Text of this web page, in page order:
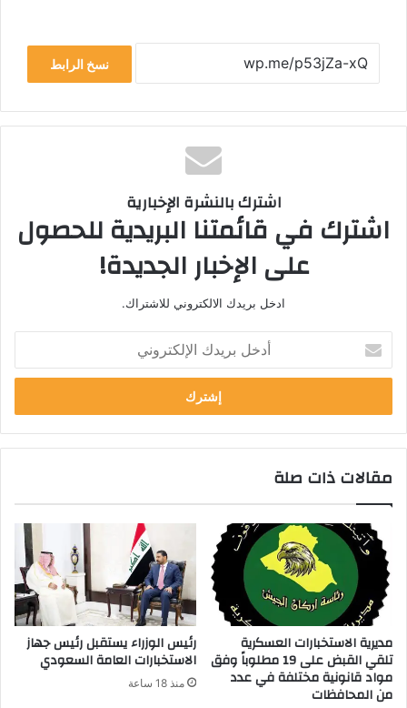
نسخ الرابط
اشترك بالنشرة الإخبارية
اشترك في قائمتنا البريدية للحصول
على الإخبار الجديدة!
ادخل بريدك الالكتروني للاشتراك.
خ
ب
ر
د
ا
ل
ك
و
ن
ي
مقالات ذات صلة
مديرية الاستخبارات العسكرية
تلقي القبض على 19 مطلوباً وفق
مواد قانونية مختلفة في عدد
من المحافظات
رئيس الوزراء يستقبل رئيس جهاز
الاستخبارات العامة السعودي
منذ 18 ساعة